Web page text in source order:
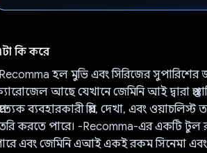
কি করে
হল মুভি এবং সিরিজের সুপারিশের
আছে যেখানে জেমিনি আই দ্বারা
ব্যবহারকারী প্রিয়, দেখা, এবং
করতে পারে। -Recomma-এর একটি টুল
এবং জেমিনি এআই একই রকম সিনেমা এবং